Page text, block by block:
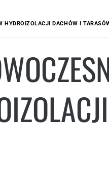
HYDROIZOLACJI DACHÓW I